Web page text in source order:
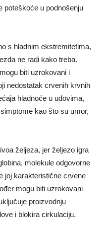
poteškoće u podnošenju
s hladnim ekstremitetima,
ne radi kako treba.
biti uzrokovani i
nedostatak crvenih krvnih
hladnoće u udovima,
kao što su umor,
željeza, jer željezo igra
molekule odgovorne
joj karakteristične crvene
mogu biti uzrokovani
proizvodnju
i blokira cirkulaciju.